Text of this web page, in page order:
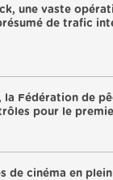
une vaste
de trafic
la Fédération de
pour le
de cinéma en